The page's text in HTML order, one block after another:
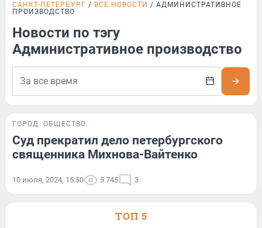
САНКТ-ПЕТЕРБУРГ ВСЕ НОВОСТИ
АДМИНИСТРАТИВНОЕ
ПРОИЗВОДСТВО
Новости по тэгу
Административное производство
ГОРОД ОБЩЕСТВО
Суд прекратил дело петербургского
священника Михнова-Вайтенко
10 июля, 2024, 15:50 5 745 3
ТОП 5